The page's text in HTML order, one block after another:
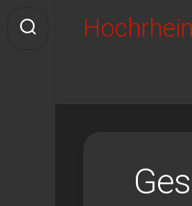
content